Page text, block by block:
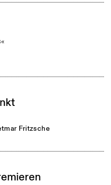
Fritzsche